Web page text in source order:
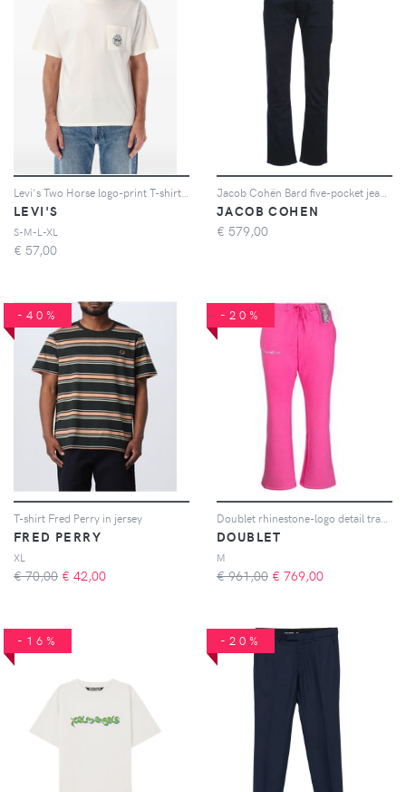
LEVI'S
S-M-L-XL
€ 57,00
JACOB COHEN
€ 579,00
-40%
T-shirt Fred Perry in jersey
FRED PERRY
XL
€ 70,00 € 42,00
-20%
DOUBLET
M
€ 961,00 € 769,00
-16% -20%